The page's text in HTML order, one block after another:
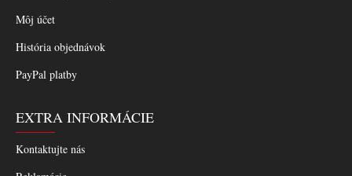
Môj účet
História objednávok
PayPal platby
EXTRA INFORMÁCIE
Kontaktujte nás